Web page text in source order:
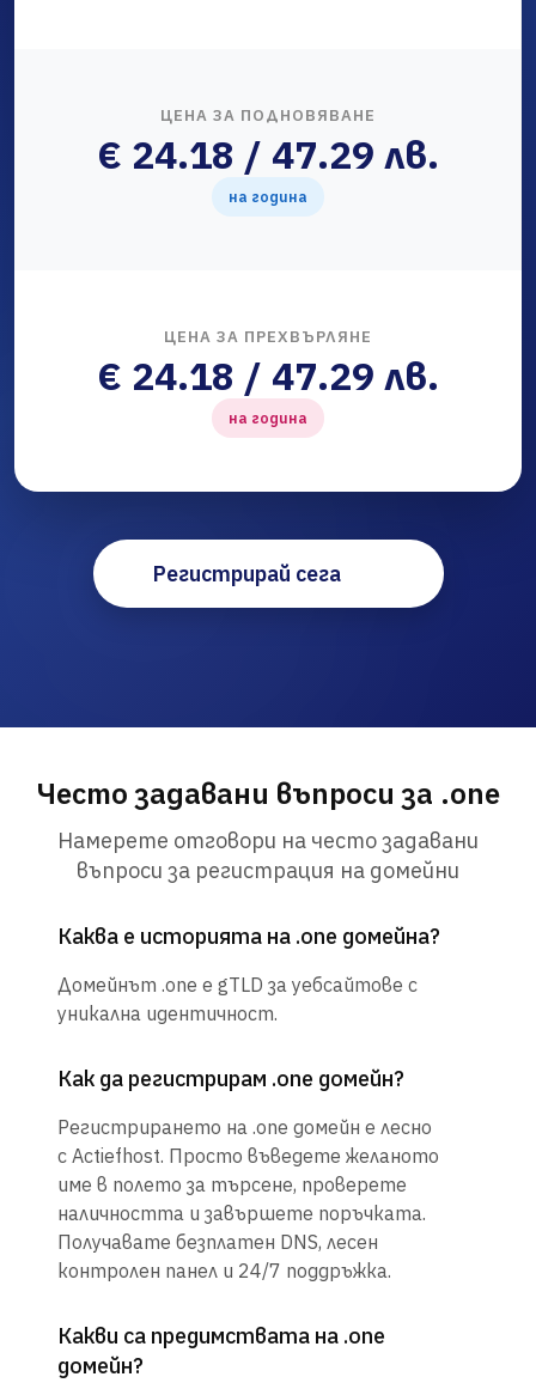
ЦЕНА ЗА ПОДНОВЯВАНЕ
€ 24.18 / 47.29 лв.
на година
ЦЕНА ЗА ПРЕХВЪРЛЯНЕ
€ 24.18 / 47.29 лв.
на година
Регистрирай сега
Често задавани въпроси за .one
Намерете отговори на често задавани
въпроси за регистрация на домейни
Каква е историята на .one домейна?
Домейнът .one е gTLD за уебсайтове с
уникална идентичност.
Как да регистрирам .one домейн?
Регистрирането на .one домейн е лесно
с Actiefhost. Просто въведете желаното
име в полето за търсене, проверете
наличността и завършете поръчката.
Получавате безплатен DNS, лесен
контролен панел и 24/7 поддръжка.
Какви са предимствата на .one
домейн?